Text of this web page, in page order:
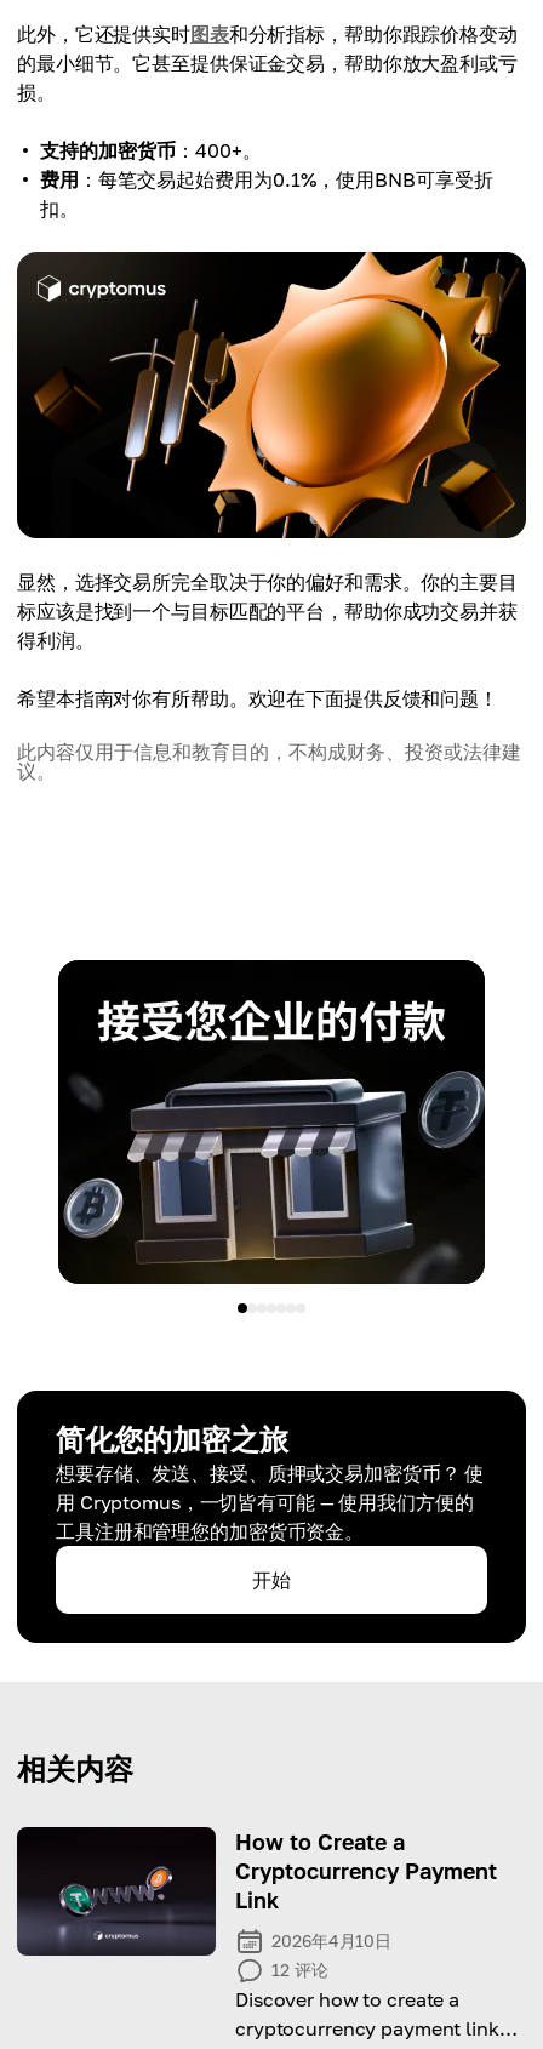
此外，它还提供实时图表和分析指标，帮助你跟踪价格变动
的最小细节。它甚至提供保证金交易，帮助你放大盈利或亏
损。
支持的加密货币 ：400+。
费用 ：每笔交易起始费用为0.1%，使用BNB可享受折
扣。
显然，选择交易所完全取决于你的偏好和需求。你的主要目
标应该是找到一个与目标匹配的平台，帮助你成功交易并获
得利润。
希望本指南对你有所帮助。欢迎在下面提供反馈和问题！
此内容仅用于信息和教育目的，不构成财务、投资或法律建
议。
简化您的加密之旅
想要存储、发送、接受、质押或交易加密货币？ 使
用 Cryptomus，一切皆有可能 — 使用我们方便的
工具注册和管理您的加密货币资金。
开始
相关内容
How to Create a
Cryptocurrency Payment
Link
2026年4月10日
12 评论
Discover how to create a
cryptocurrency payment link